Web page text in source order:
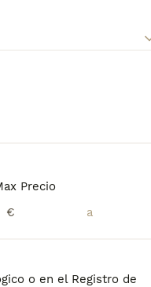
Precio
€
o en el Registro de
Terrier para obtener
perfecto:
del